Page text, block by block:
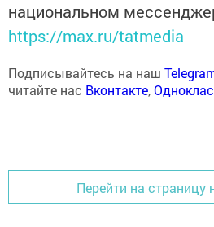
национальном
https://max.ru/tatmedia
Подписывайтесь на наш
читайте нас Вконтакте,
Перейти на страницу